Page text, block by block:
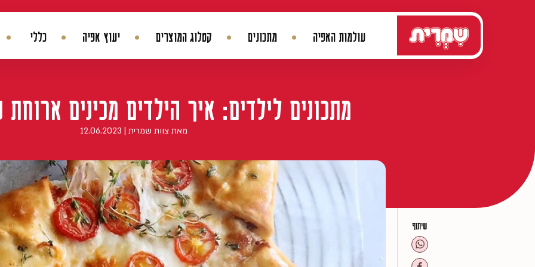
ניווט ראשי עולמות האפיה מתכונים קטלוג המוצרים יעוץ אפיה כללי
מתכונים לילדים: איך הילדים מכינים
מאת צוות שמרית | 12.06.2023
שיתוף